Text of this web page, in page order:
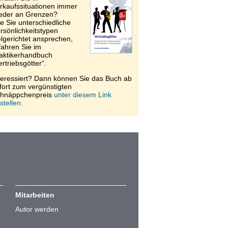
immer
an Grenzen?
Sie unterschiedliche
ansprechen,
Sie im
Dann können Sie das Buch ab
zum vergünstigten
unter diesem Link
Mitarbeiten
Autor werden